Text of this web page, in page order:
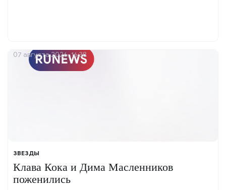
ЗВЕЗДЫ
Клава Кока и Дима Масленников
поженились
07 августа 2026, 16:38